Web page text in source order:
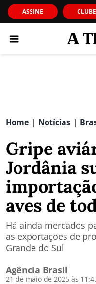
ASSINE CLUBE
Home | Notícias |
Gripe
Jordânia
aves de
Há ainda mercados
as exportações de
Grande do Sul
Agência Brasil
21 de maio de 2025 às